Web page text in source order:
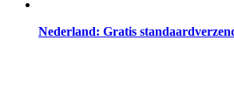
Nederland: Gratis